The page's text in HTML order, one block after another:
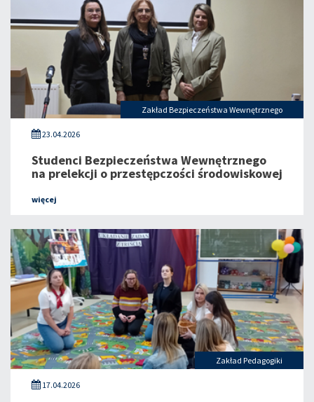
Zakład Bezpieczeństwa Wewnętrznego
23.04.2026
Studenci Bezpieczeństwa Wewnętrznego
na prelekcji o przestępczości środowiskowej
więcej
Zakład Pedagogiki
17.04.2026